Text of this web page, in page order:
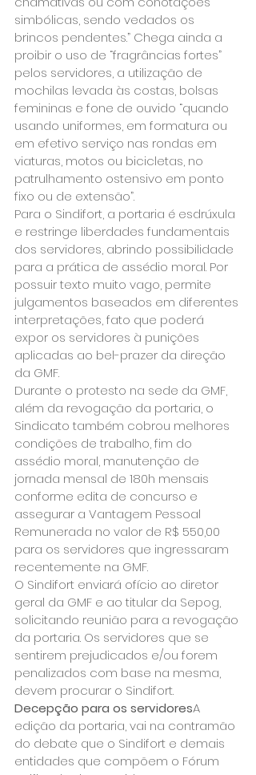
simbólicas, sendo vedados os
brincos pendentes.” Chega ainda a
proibir o uso de “fragrâncias fortes”
pelos servidores, a utilização de
mochilas levada às costas, bolsas
femininas e fone de ouvido “quando
usando uniformes, em formatura ou
em efetivo serviço nas rondas em
viaturas, motos ou bicicletas, no
patrulhamento ostensivo em ponto
fixo ou de extensão”.
Para o Sindifort, a portaria é esdrúxula
e restringe liberdades fundamentais
dos servidores, abrindo possibilidade
para a prática de assédio moral. Por
possuir texto muito vago, permite
julgamentos baseados em diferentes
interpretações, fato que poderá
expor os servidores à punições
aplicadas ao bel-prazer da direção
da GMF.
Durante o protesto na sede da GMF,
além da revogação da portaria, o
Sindicato também cobrou melhores
condições de trabalho, fim do
assédio moral, manutenção de
jornada mensal de 180h mensais
conforme edita de concurso e
assegurar a Vantagem Pessoal
Remunerada no valor de R$ 550,00
para os servidores que ingressaram
recentemente na GMF.
O Sindifort enviará ofício ao diretor
geral da GMF e ao titular da Sepog,
solicitando reunião para a revogação
da portaria. Os servidores que se
sentirem prejudicados e/ou forem
penalizados com base na mesma,
devem procurar o Sindifort.
Decepção para os servidoresA
edição da portaria, vai na contramão
do debate que o Sindifort e demais
entidades que compõem o Fórum